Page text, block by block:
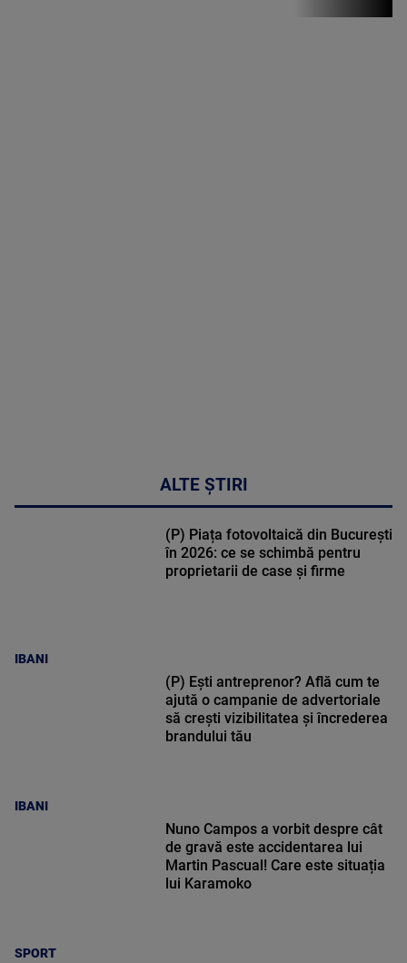
Stirile PRO TV
ALTE ȘTIRI
IBANI
(P) Piața fotovoltaică din București
în 2026: ce se schimbă pentru
proprietarii de case și firme
IBANI
(P) Ești antreprenor? Află cum te
ajută o campanie de advertoriale
să crești vizibilitatea și încrederea
brandului tău
SPORT
Nuno Campos a vorbit despre cât
de gravă este accidentarea lui
Martin Pascual! Care este situația
lui Karamoko